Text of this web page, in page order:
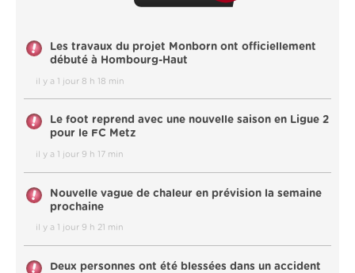
Les travaux du projet Monborn ont officiellement
débuté à Hombourg-Haut
il y a 1 jour 8 h 18 min
Le foot reprend avec une nouvelle saison en Ligue 2
pour le FC Metz
il y a 1 jour 9 h 17 min
Nouvelle vague de chaleur en prévision la semaine
prochaine
il y a 1 jour 9 h 21 min
Deux personnes ont été blessées dans un accident